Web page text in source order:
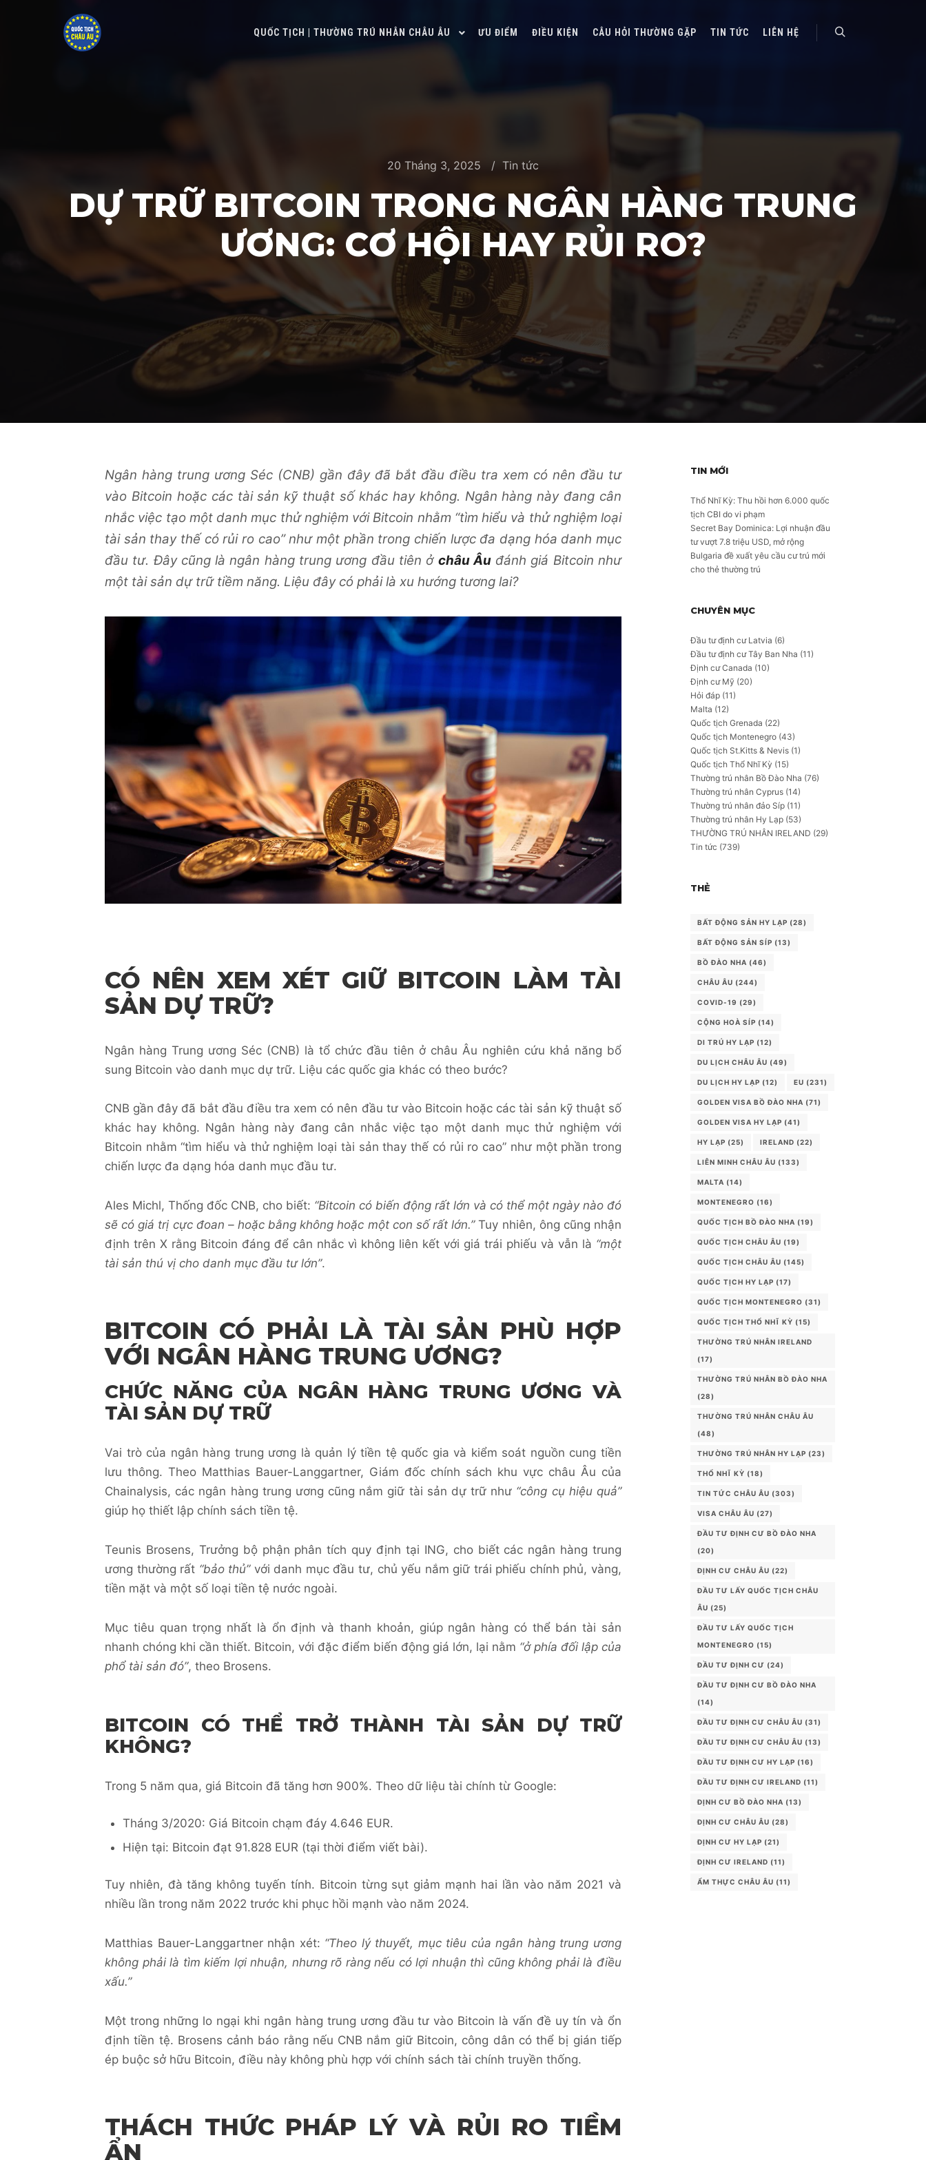
QUỐC TỊCH | THƯỜNG TRÚ NHÂN CHÂU ÂU ƯU ĐIỂM ĐIỀU KIỆN CÂU HỎI THƯỜNG GẶP TIN TỨC LIÊN HỆ
20 Tháng 3, 2025 Tin tức
DỰ TRỮ BITCOIN TRONG NGÂN HÀNG TRUNG
ƯƠNG: CƠ HỘI HAY RỦI RO?
Ngân hàng trung ương Séc (CNB) gần đây đã bắt đầu điều tra xem có nên đầu tư
vào Bitcoin hoặc các tài sản kỹ thuật số khác hay không. Ngân hàng này đang cân
nhắc việc tạo một danh mục thử nghiệm với Bitcoin nhằm “tìm hiểu và thử nghiệm loại
tài sản thay thế có rủi ro cao” như một phần trong chiến lược đa dạng hóa danh mục
đầu tư. Đây cũng là ngân hàng trung ương đầu tiên ở châu Âuđánh giá Bitcoin như
một tài sản dự trữ tiềm năng. Liệu đây có phải là xu hướng tương lai?
CÓ NÊN XEM XÉT GIỮ BITCOIN LÀM TÀI
SẢN DỰ TRỮ?
Ngân hàng Trung ương Séc (CNB) là tổ chức đầu tiên ở châu Âu nghiên cứu khả năng bổ
sung Bitcoin vào danh mục dự trữ. Liệu các quốc gia khác có theo bước?
CNB gần đây đã bắt đầu điều tra xem có nên đầu tư vào Bitcoin hoặc các tài sản kỹ thuật số
khác hay không. Ngân hàng này đang cân nhắc việc tạo một danh mục thử nghiệm với
Bitcoin nhằm “tìm hiểu và thử nghiệm loại tài sản thay thế có rủi ro cao” như một phần trong
chiến lược đa dạng hóa danh mục đầu tư.
Ales Michl, Thống đốc CNB, cho biết: “Bitcoin có biến động rất lớn và có thể một ngày nào đó
sẽ có giá trị cực đoan – hoặc bằng không hoặc một con số rất lớn.”Tuy nhiên, ông cũng nhận
định trên X rằng Bitcoin đáng để cân nhắc vì không liên kết với giá trái phiếu và vẫn là “một
tài sản thú vị cho danh mục đầu tư lớn”.
BITCOIN CÓ PHẢI LÀ TÀI SẢN PHÙ HỢP
VỚI NGÂN HÀNG TRUNG ƯƠNG?
CHỨC NĂNG CỦA NGÂN HÀNG TRUNG ƯƠNG VÀ
TÀI SẢN DỰ TRỮ
Vai trò của ngân hàng trung ương là quản lý tiền tệ quốc gia và kiểm soát nguồn cung tiền
lưu thông. Theo Matthias Bauer-Langgartner, Giám đốc chính sách khu vực châu Âu của
Chainalysis, các ngân hàng trung ương cũng nắm giữ tài sản dự trữ như “công cụ hiệu quả”
giúp họ thiết lập chính sách tiền tệ.
Teunis Brosens, Trưởng bộ phận phân tích quy định tại ING, cho biết các ngân hàng trung
ương thường rất “bảo thủ”với danh mục đầu tư, chủ yếu nắm giữ trái phiếu chính phủ, vàng,
tiền mặt và một số loại tiền tệ nước ngoài.
Mục tiêu quan trọng nhất là ổn định và thanh khoản, giúp ngân hàng có thể bán tài sản
nhanh chóng khi cần thiết. Bitcoin, với đặc điểm biến động giá lớn, lại nằm “ở phía đối lập của
phổ tài sản đó”, theo Brosens.
BITCOIN CÓ THỂ TRỞ THÀNH TÀI SẢN DỰ TRỮ
KHÔNG?
Trong 5 năm qua, giá Bitcoin đã tăng hơn 900%. Theo dữ liệu tài chính từ Google:
Tháng 3/2020: Giá Bitcoin chạm đáy 4.646 EUR.
Hiện tại: Bitcoin đạt 91.828 EUR (tại thời điểm viết bài).
Tuy nhiên, đà tăng không tuyến tính. Bitcoin từng sụt giảm mạnh hai lần vào năm 2021 và
nhiều lần trong năm 2022 trước khi phục hồi mạnh vào năm 2024.
Matthias Bauer-Langgartner nhận xét: “Theo lý thuyết, mục tiêu của ngân hàng trung ương
không phải là tìm kiếm lợi nhuận, nhưng rõ ràng nếu có lợi nhuận thì cũng không phải là điều
xấu.”
Một trong những lo ngại khi ngân hàng trung ương đầu tư vào Bitcoin là vấn đề uy tín và ổn
định tiền tệ. Brosens cảnh báo rằng nếu CNB nắm giữ Bitcoin, công dân có thể bị gián tiếp
ép buộc sở hữu Bitcoin, điều này không phù hợp với chính sách tài chính truyền thống.
THÁCH THỨC PHÁP LÝ VÀ RỦI RO TIỀM
ẨN
TIN MỚI
Thổ Nhĩ Kỳ: Thu hồi hơn 6.000 quốc
tịch CBI do vi phạm
Secret Bay Dominica: Lợi nhuận đầu
tư vượt 7.8 triệu USD, mở rộng
Bulgaria đề xuất yêu cầu cư trú mới
cho thẻ thường trú
CHUYÊN MỤC
Đầu tư định cư Latvia (6)
Đầu tư định cư Tây Ban Nha (11)
Định cư Canada (10)
Định cư Mỹ (20)
Hỏi đáp (11)
Malta (12)
Quốc tịch Grenada (22)
Quốc tịch Montenegro (43)
Quốc tịch St.Kitts & Nevis (1)
Quốc tịch Thổ Nhĩ Kỳ (15)
Thường trú nhân Bồ Đào Nha (76)
Thường trú nhân Cyprus (14)
Thường trú nhân đảo Síp (11)
Thường trú nhân Hy Lạp (53)
THƯỜNG TRÚ NHÂN IRELAND (29)
Tin tức (739)
THẺ
BẤT ĐỘNG SẢN HY LẠP (28)
BẤT ĐỘNG SẢN SÍP (13)
BỒ ĐÀO NHA (46)
CHÂU ÂU (244)
COVID-19 (29)
CỘNG HOÀ SÍP (14)
DI TRÚ HY LẠP (12)
DU LỊCH CHÂU ÂU (49)
DU LỊCH HY LẠP (12) EU (231)
GOLDEN VISA BỒ ĐÀO NHA (71)
GOLDEN VISA HY LẠP (41)
HY LẠP (25) IRELAND (22)
LIÊN MINH CHÂU ÂU (133)
MALTA (14)
MONTENEGRO (16)
QUỐC TỊCH BỒ ĐÀO NHA (19)
QUỐC TỊCH CHÂU ÂU (19)
QUỐC TỊCH CHÂU ÂU (145)
QUỐC TỊCH HY LẠP (17)
QUỐC TỊCH MONTENEGRO (31)
QUỐC TỊCH THỔ NHĨ KỲ (15)
THƯỜNG TRÚ NHÂN IRELAND
(17)
THƯỜNG TRÚ NHÂN BỒ ĐÀO NHA
(28)
THƯỜNG TRÚ NHÂN CHÂU ÂU
(48)
THƯỜNG TRÚ NHÂN HY LẠP (23)
THỔ NHĨ KỲ (18)
TIN TỨC CHÂU ÂU (303)
VISA CHÂU ÂU (27)
ĐẦU TƯ ĐỊNH CƯ BỒ ĐÀO NHA
(20)
ĐỊNH CƯ CHÂU ÂU (22)
ĐẦU TƯ LẤY QUỐC TỊCH CHÂU
ÂU (25)
ĐẦU TƯ LẤY QUỐC TỊCH
MONTENEGRO (15)
ĐẦU TƯ ĐỊNH CƯ (24)
ĐẦU TƯ ĐỊNH CƯ BỒ ĐÀO NHA
(14)
ĐẦU TƯ ĐỊNH CƯ CHÂU ÂU (31)
ĐẦU TƯ ĐỊNH CƯ CHÂU ÂU (13)
ĐẦU TƯ ĐỊNH CƯ HY LẠP (16)
ĐẦU TƯ ĐỊNH CƯ IRELAND (11)
ĐỊNH CƯ BỒ ĐÀO NHA (13)
ĐỊNH CƯ CHÂU ÂU (28)
ĐỊNH CƯ HY LẠP (21)
ĐỊNH CƯ IRELAND (11)
ẨM THỰC CHÂU ÂU (11)